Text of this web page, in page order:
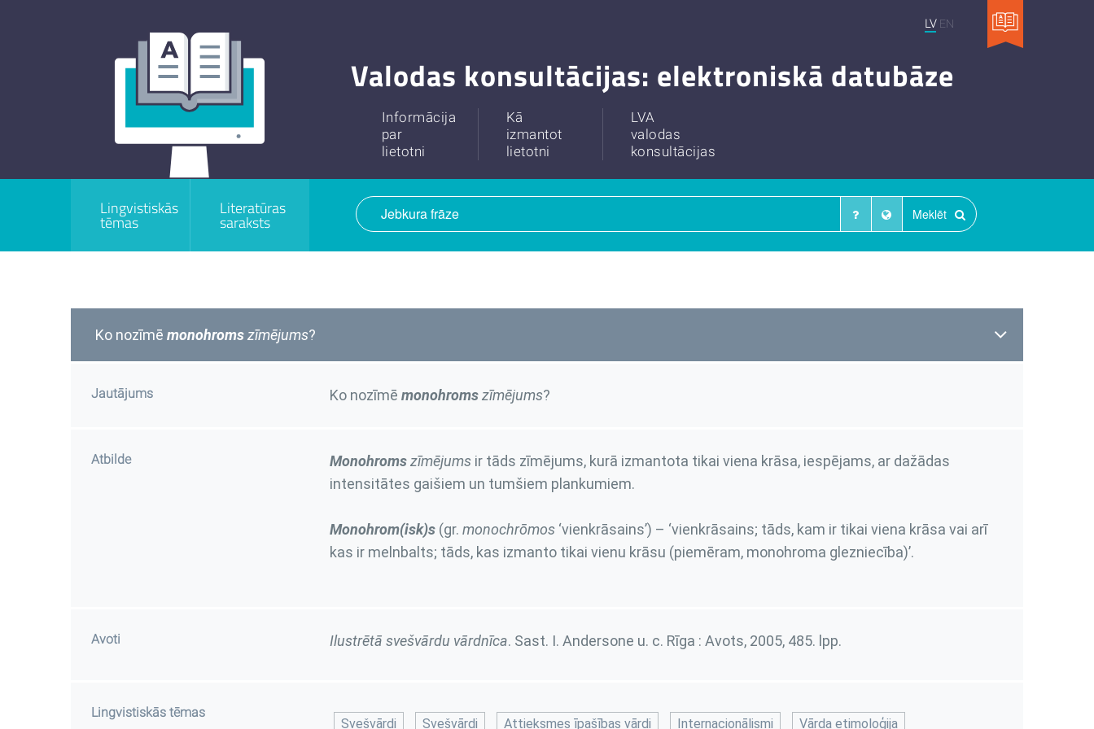
LV EN
Valodas konsultācijas: elektroniskā datubāze
Informācija
par
lietotni
Kā
izmantot
lietotni
LVA
valodas
konsultācijas
Lingvistiskās
tēmas
Literatūras
saraksts Meklēt
Ko nozīmē monohromszīmējums?
Jautājums Ko nozīmē monohromszīmējums?
Atbilde Monohromszīmējumsir tāds zīmējums, kurā izmantota tikai viena krāsa, iespējams, ar dažādas
intensitātes gaišiem un tumšiem plankumiem.
Monohrom(isk)s (gr. monochrōmos ‘vienkrāsains’) – ‘vienkrāsains; tāds, kam ir tikai viena krāsa vai arī
kas ir melnbalts; tāds, kas izmanto tikai vienu krāsu (piemēram, monohroma glezniecība)’.
Avoti Ilustrētā svešvārdu vārdnīca. Sast. I. Andersone u. c. Rīga : Avots, 2005, 485. lpp.
Lingvistiskās tēmas
Svešvārdi Svešvārdi Attieksmes īpašības vārdi Internacionālismi Vārda etimoloģija